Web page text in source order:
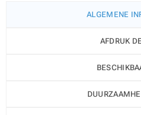
ALGEMENE
AFDRUK